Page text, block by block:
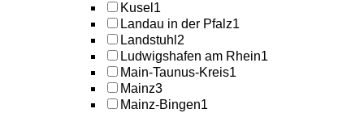
Kusel 1
Landau in der Pfalz1
Landstuhl 2
Ludwigshafen am Rhein1
Main-Taunus-Kreis1
Mainz3
Mainz-Bingen1